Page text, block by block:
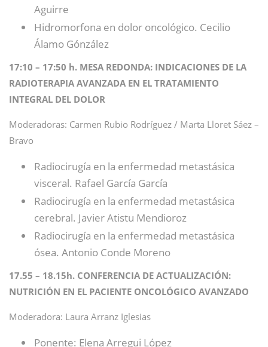
Aguirre
Hidromorfona en dolor oncológico. Cecilio
Álamo Gónzález
17:10 – 17:50 h. MESA REDONDA: INDICACIONES DE LA
RADIOTERAPIA AVANZADA EN EL TRATAMIENTO
INTEGRAL DEL DOLOR
Moderadoras: Carmen Rubio Rodríguez / Marta Lloret Sáez –
Bravo
Radiocirugía en la enfermedad metastásica
visceral. Rafael García García
Radiocirugía en la enfermedad metastásica
cerebral. Javier Atistu Mendioroz
Radiocirugía en la enfermedad metastásica
ósea. Antonio Conde Moreno
17.55 – 18.15h. CONFERENCIA DE ACTUALIZACIÓN:
NUTRICIÓN EN EL PACIENTE ONCOLÓGICO AVANZADO
Moderadora: Laura Arranz Iglesias
Ponente: Elena Arregui López